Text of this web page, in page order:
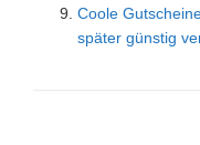
Coole
später günstig